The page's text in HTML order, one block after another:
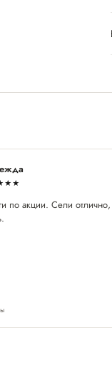
по акции. Сели отлично,